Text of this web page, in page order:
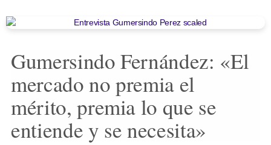
Gumersindo Fernández: «El
mercado no premia el
mérito, premia lo que se
entiende y se necesita»